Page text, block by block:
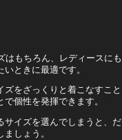
はもちろん、レディースにも
ときに最適です。
をざっくりと着こなすこと
個性を発揮できます。
サイズを選んでしまうと、だ
しょう。